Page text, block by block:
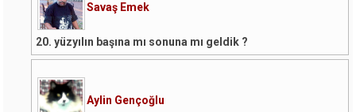
Savaş Emek
20. yüzyılın başına mı sonuna mı geldik ?
Aylin Gençoğlu